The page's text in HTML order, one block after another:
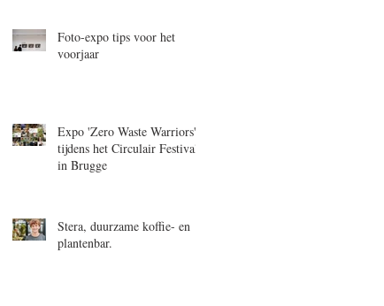
Foto-expo tips voor het
voorjaar
Expo 'Zero Waste Warriors'
tijdens het Circulair Festival
in Brugge
Stera, duurzame koffie- en
plantenbar.